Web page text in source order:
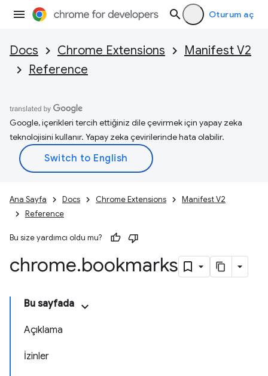
Oturum aç
Docs Chrome Extensions
Manifest V2
Reference
Google, içerikleri tercih ettiğiniz dile çevirmek için yapay zeka
teknolojisini kullanır. Yapay zeka çevirilerinde hata olabilir.
Ana Sayfa Docs Chrome Extensions
Manifest V2
Reference
Bu size yardımcı oldu mu?
chrome.bookmarks
Bu sayfada
Açıklama
İzinler